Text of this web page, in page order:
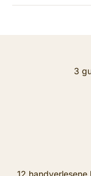
3
12